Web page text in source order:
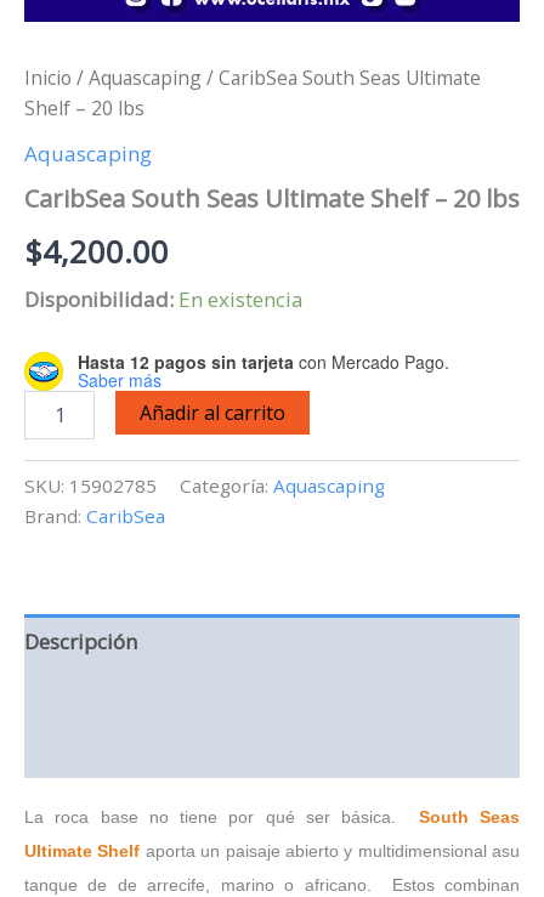
Inicio /Aquascaping/ CaribSea South Seas Ultimate
Shelf – 20 lbs
Aquascaping
CaribSea South Seas Ultimate Shelf – 20 lbs
$4,200.00
Disponibilidad: En existencia
Hasta 12 pagos sin tarjeta con Mercado Pago.
Saber más
South
Shelf
-
Añadir al carrito
SKU: 15902785 Categoría: Aquascaping
Brand: CaribSea
Descripción
La roca base no tiene por qué ser básica. South Seas
Ultimate Shelf aporta un paisaje abierto y multidimensional asu
tanque de de arrecife, marino o africano. Estos combinan